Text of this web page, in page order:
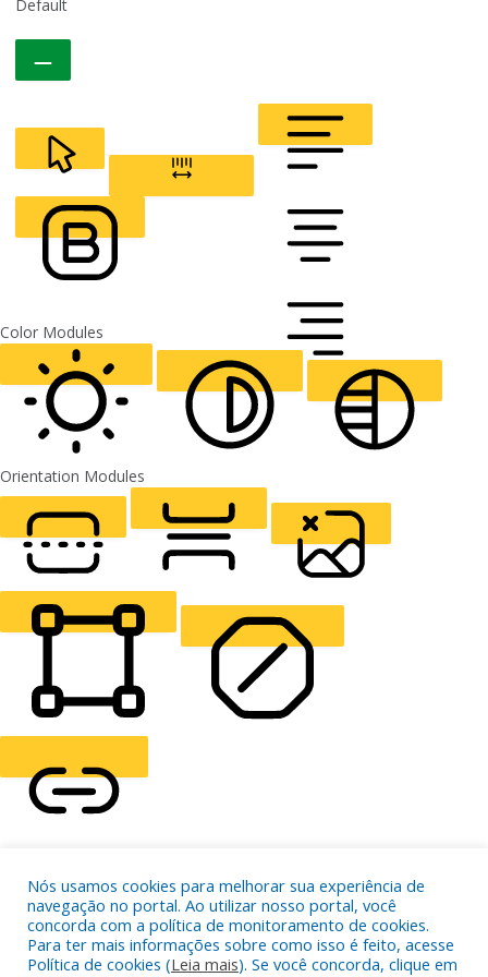
Default
CURSOR
ALIGN TEXT
FONT WEIGHT
Color Modules
LIGHT CONTRAST HIGH CONTRAST
Orientation Modules
READING LINE READING MASK HIDE IMAGES
HIGHLIGHT CONTENT
HIGHLIGHT LINKS
RESET SETTINGS
Nós usamos cookies para melhorar sua experiência de
navegação no portal. Ao utilizar nosso portal, você
concorda com a política de monitoramento de cookies.
Para ter mais informações sobre como isso é feito, acesse
Política de cookies (Leia mais). Se você concorda, clique em